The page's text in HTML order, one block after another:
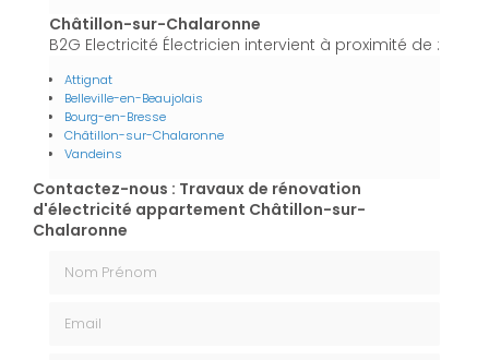
Châtillon-sur-Chalaronne
B2G Electricité Électricien intervient à proximité de :
Attignat
Belleville-en-Beaujolais
Bourg-en-Bresse
Châtillon-sur-Chalaronne
Vandeins
Contactez-nous : Travaux de rénovation
d'électricité appartement Châtillon-sur-
Chalaronne